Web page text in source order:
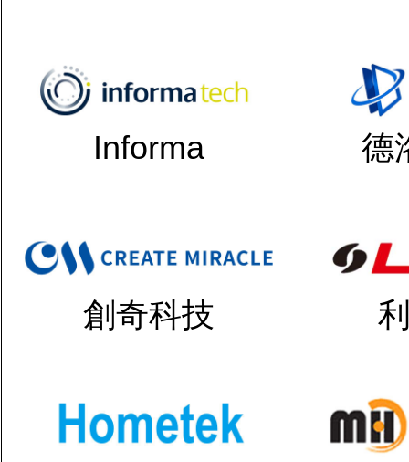
Informa 德
創奇科技